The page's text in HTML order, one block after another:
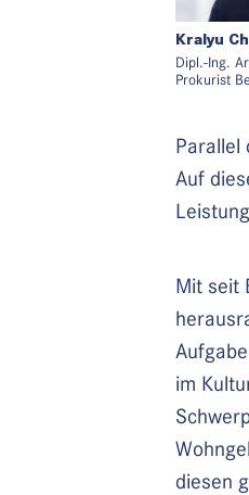
Kralyu
Dipl.-Ing.
Prokurist
Diplom an
Berlin und
von
Seit 2011
realisiert.
Fokus auf
Prokurist.
Parallel
Auf
Mit seit
im
diesen